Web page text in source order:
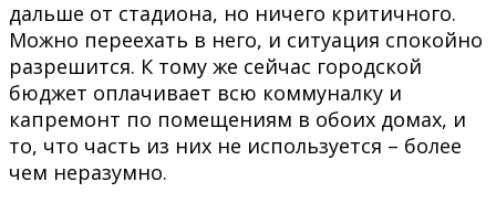
дальше от стадиона, но ничего критичного.
Можно переехать в него, и ситуация спокойно
разрешится. К тому же сейчас городской
бюджет оплачивает всю коммуналку и
капремонт по помещениям в обоих домах, и
то, что часть из них не используется – более
чем неразумно.